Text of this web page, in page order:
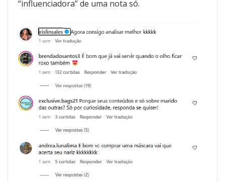
“influenciadora” de uma nota só.